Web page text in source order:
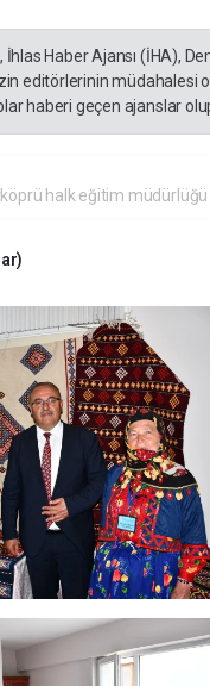
İhlas Haber Ajansı (İHA),
editörlerinin müdahalesi
haberi geçen ajanslar
halk eğitim müdürlüğü